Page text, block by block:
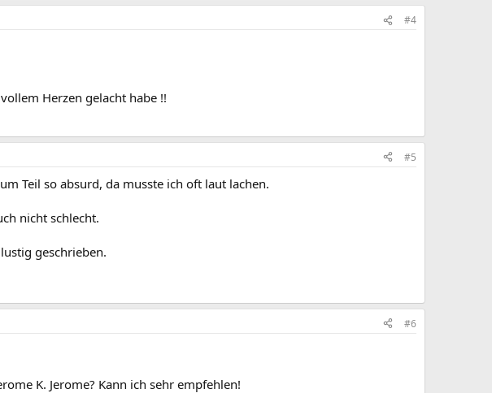
#4
Herzen gelacht habe !!
#5
Teil so absurd, da musste ich oft laut lachen.
nicht schlecht.
geschrieben.
#6
K. Jerome? Kann ich sehr empfehlen!